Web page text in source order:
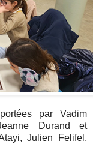
par Vadim
Durand et
Julien Felifel,